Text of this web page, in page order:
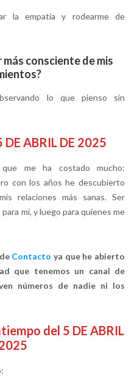
la empatía y rodearme de
consciente de mis
lo que pienso sin
ABRIL DE 2025
me ha costado mucho:
con los años he descubierto
relaciones más sanas. Ser
mí, y luego para quienes me
Contacto ya que he abierto
que tenemos un canal de
números de nadie ni los
del 5 DE ABRIL